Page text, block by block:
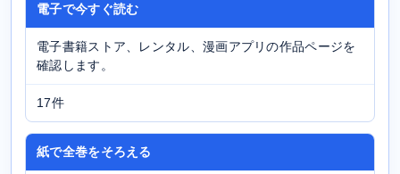
電子で今すぐ読む
電子書籍ストア、レンタル、漫画アプリの作品ページを
確認します。
17件
紙で全巻をそろえる